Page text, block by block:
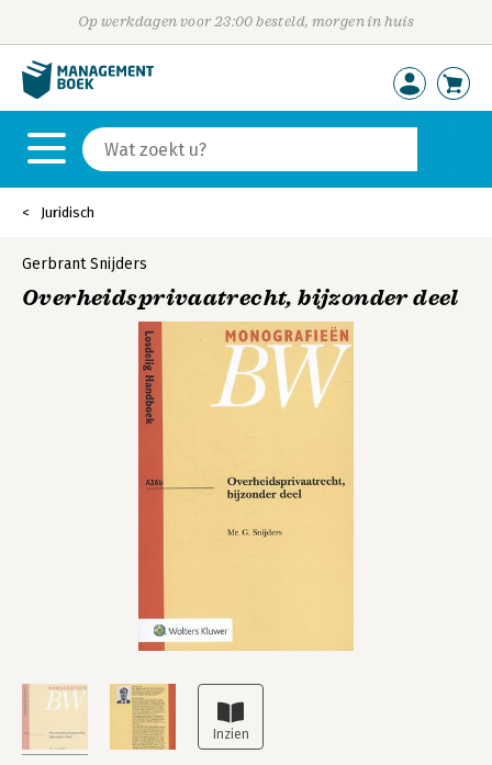
Op werkdagen voor 23:00 besteld, morgen in huis
Juridisch
Gerbrant Snijders
Overheidsprivaatrecht, bijzonder deel